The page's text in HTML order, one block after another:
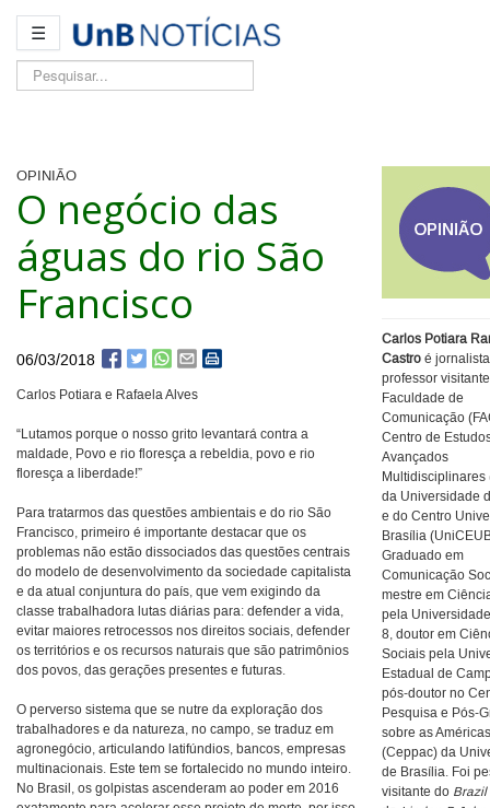
☰
Pesquisar...
OPINIÃO
Carlos Potiara
Castro é
professor
Faculdade de
Comunicação
Centro de
Avançados
Multidisciplinares
da Universidade
e do Centro
Brasília
Graduado em
Comunicação
mestre em
pela
8, doutor em
Sociais pela
Estadual de
pós-doutor no
Pesquisa e Pós-
sobre as
(Ceppac) da
de Brasília. Foi
visitante do Brazil
O negócio das
águas do rio São
Francisco
06/03/2018
Carlos Potiara e Rafaela Alves
“Lutamos porque o nosso grito levantará contra a
maldade, Povo e rio floresça a rebeldia, povo e rio
floresça a liberdade!”
Para tratarmos das questões ambientais e do rio São
Francisco, primeiro é importante destacar que os
problemas não estão dissociados das questões centrais
do modelo de desenvolvimento da sociedade capitalista
e da atual conjuntura do país, que vem exigindo da
classe trabalhadora lutas diárias para: defender a vida,
evitar maiores retrocessos nos direitos sociais, defender
os territórios e os recursos naturais que são patrimônios
dos povos, das gerações presentes e futuras.
O perverso sistema que se nutre da exploração dos
trabalhadores e da natureza, no campo, se traduz em
agronegócio, articulando latifúndios, bancos, empresas
multinacionais. Este tem se fortalecido no mundo inteiro.
No Brasil, os golpistas ascenderam ao poder em 2016